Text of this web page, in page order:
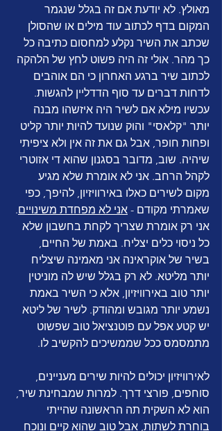
מאולץ. לא יודעת אם זה בגלל שנגמר
המקום בדף לכתוב עוד מילים או שהסולן
שכתב את השיר נקלע למחסום כתיבה כל
כך מהר. אולי זה היה פשוט לחץ של הלהקה
לכתוב שיר ברגע האחרון כי הם אוהבים
לדחות דברים עד סוף הדדליין להגשות.
עכשיו מילא אם לשיר היה איזשהו מבנה
יותר "קלאסי" והוק שנועד להיות יותר קליט
ופחות חופר, אבל גם את זה אין ולא ציפיתי
שיהיה. שוב, מדובר בסגנון שהוא די אזוטרי
לקהל הרחב. אני לא אומרת שלא מגיע
מקום לשירים כאלו באירוויזיון, להיפך, כפי
שאמרתי מקודם - אני לא מפחדת משינויים.
אני רק אומרת שצריך לקחת בחשבון שלא
כל ניסוי כלים יצליח. באמת של החיים,
בשיר של אוקראינה אני מאמינה שיצליח
יותר מליטא. לא רק בגלל שיש לה מוניטין
יותר טוב באירוויזיון, אלא כי השיר באמת
נשמע יותר מגובש ומהודק. לשיר של ליטא
יש קטע אפל עם פוטנציאל טוב שפשוט
מתמסמס ככל שממשיכים להקשיב לו.
לאירוויזיון יכולים להיות שירים מעניינים,
סוחפים, פורצי דרך. למרות שמבחינת שיר,
הוא לא השקית תה הראשונה שהייתי
בוחרת לשתות, אבל טוב שהוא קיים ונוכח